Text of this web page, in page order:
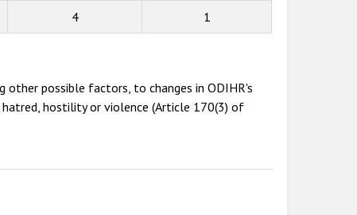
4 1
other possible factors, to changes in ODIHR's
hostility or violence (Article 170(3) of